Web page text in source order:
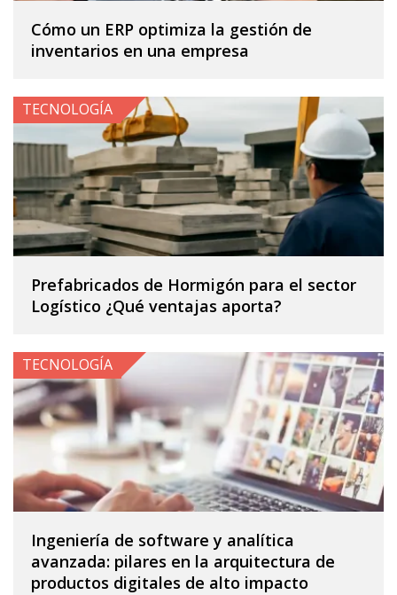
Cómo un ERP optimiza la gestión de
inventarios en una empresa
Prefabricados de Hormigón para el sector
Logístico ¿Qué ventajas aporta?
TECNOLOGÍA
Ingeniería de software y analítica
avanzada: pilares en la arquitectura de
productos digitales de alto impacto
TECNOLOGÍA